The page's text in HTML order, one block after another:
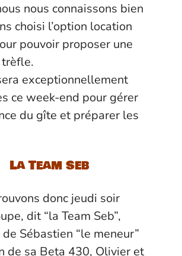
nous connaissons bien
choisi l’option location
pouvoir proposer une
exceptionnellement
ce week-end pour gérer
du gîte et préparer les
La Team Seb
donc jeudi soir
dit “la Team Seb”,
de Sébastien “le meneur”
de sa Beta 430, Olivier et